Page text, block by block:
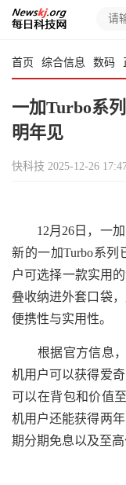
首页 综合信息 数码
一加Turbo系
明年见
快科技 2025-12-26
12月26日，一加
新的一加Turbo系列
户可选择一款实用
叠收纳进外套口袋
便携性与实用性。
根据官方信息，
机用户可以获得爱
可以在背包和价值
机用户还能获得两
期分期免息以及至高